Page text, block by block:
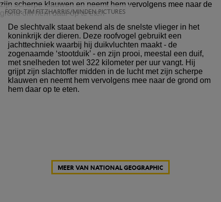
FOTO: TIM FITZHARRIS/MINDEN PICTURES
De slechtvalk staat bekend als de snelste vlieger in het
koninkrijk der dieren. Deze roofvogel gebruikt een
jachttechniek waarbij hij duikvluchten maakt - de
zogenaamde ‘stootduik’ - en zijn prooi, meestal een duif,
met snelheden tot wel 322 kilometer per uur vangt. Hij
grijpt zijn slachtoffer midden in de lucht met zijn scherpe
klauwen en neemt hem vervolgens mee naar de grond om
hem daar op te eten.
MEER VAN NATIONAL GEOGRAPHIC